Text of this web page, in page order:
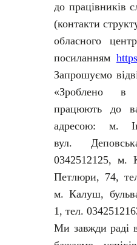
до працівників
(контакти
обласного
посиланням
Запрошуємо
«Зроблено в
працюють до
адресою: м.
вул.
0342512125, м.
Петлюри, 74,
м. Калуш,
1, тел.
Ми завжди раді